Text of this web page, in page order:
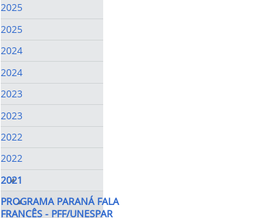
2025
2025
2024
2024
2023
2023
2022
2022
2021
PROGRAMA PARANÁ FALA
FRANCÊS - PFF/UNESPAR